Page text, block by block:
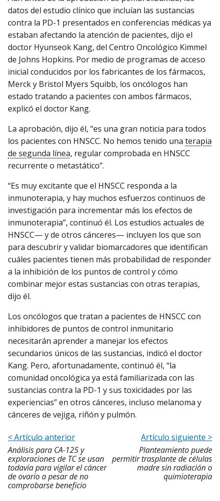
datos del estudio clínico que incluían las sustancias
contra la PD-1 presentados en conferencias médicas ya
estaban afectando la atención de pacientes, dijo el
doctor Hyunseok Kang, del Centro Oncológico Kimmel
de Johns Hopkins. Por medio de programas de acceso
inicial conducidos por los fabricantes de los fármacos,
Merck y Bristol Myers Squibb, los oncólogos han
estado tratando a pacientes con ambos fármacos,
explicó el doctor Kang.
La aprobación, dijo él, “es una gran noticia para todos
los pacientes con HNSCC. No hemos tenido una terapia
de segunda línea, regular comprobada en HNSCC
recurrente o metastático”.
“Es muy excitante que el HNSCC responda a la
inmunoterapia, y hay muchos esfuerzos continuos de
investigación para incrementar más los efectos de
inmunoterapia”, continuó él. Los estudios actuales de
HNSCC— y de otros cánceres— incluyen los que son
para descubrir y validar biomarcadores que identifican
cuáles pacientes tienen más probabilidad de responder
a la inhibición de los puntos de control y cómo
combinar mejor estas sustancias con otras terapias,
dijo él.
Los oncólogos que tratan a pacientes de HNSCC con
inhibidores de puntos de control inmunitario
necesitarán aprender a manejar los efectos
secundarios únicos de las sustancias, indicó el doctor
Kang. Pero, afortunadamente, continuó él, “la
comunidad oncológica ya está familiarizada con las
sustancias contra la PD-1 y sus toxicidades por las
experiencias” en otros cánceres, incluso melanoma y
cánceres de vejiga, riñón y pulmón.
< Artículo anterior
Análisis para CA-125 y
exploraciones de TC se usan
todavía para vigilar el cáncer
de ovario a pesar de no
comprobarse beneficio
Artículo siguiente >
Planteamiento puede
permitir trasplante de células
madre sin radiación o
quimioterapia